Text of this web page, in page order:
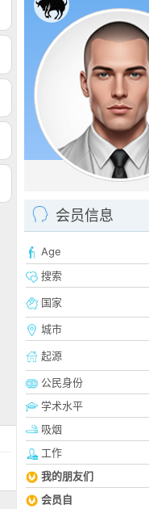
会员信息
Age
搜索
国家
城市
起源
公民身份
学术水平
吸烟
工作
我的朋友们
会员自